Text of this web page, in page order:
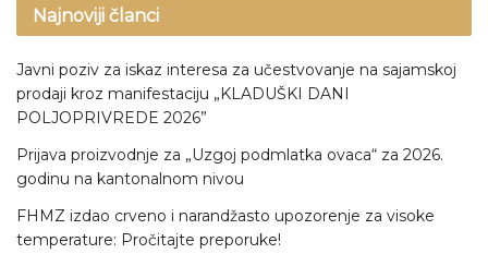
Najnoviji članci
Javni poziv za iskaz interesa za učestvovanje na sajamskoj
prodaji kroz manifestaciju „KLADUŠKI DANI
POLJOPRIVREDE 2026”
Prijava proizvodnje za „Uzgoj podmlatka ovaca“ za 2026.
godinu na kantonalnom nivou
FHMZ izdao crveno i narandžasto upozorenje za visoke
temperature: Pročitajte preporuke!